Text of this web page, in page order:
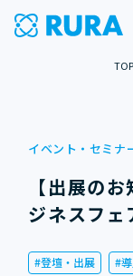
TOP
イベント・セミナ
【出展の
ジネスフ
登壇・出展